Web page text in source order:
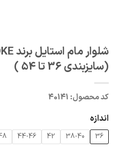
(سایزبندی 36 تا 54 )
کد محصول:40141
اندازه
36
38-40
42
44-46
48